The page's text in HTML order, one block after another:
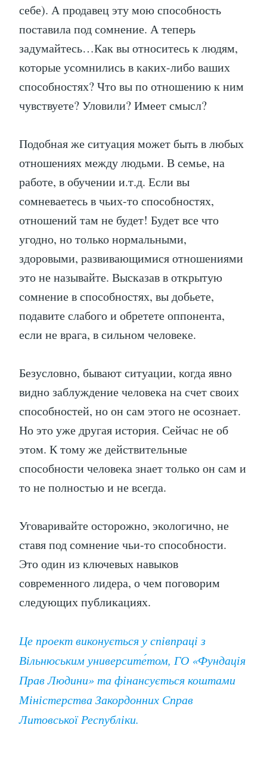
себе). А продавец эту мою способность
поставила под сомнение. А теперь
задумайтесь…Как вы относитесь к людям,
которые усомнились в каких-либо ваших
способностях? Что вы по отношению к ним
чувствуете? Уловили? Имеет смысл?
Подобная же ситуация может быть в любых
отношениях между людьми. В семье, на
работе, в обучении и.т.д. Если вы
сомневаетесь в чьих-то способностях,
отношений там не будет! Будет все что
угодно, но только нормальными,
здоровыми, развивающимися отношениями
это не называйте. Высказав в открытую
сомнение в способностях, вы добьете,
подавите слабого и обретете оппонента,
если не врага, в сильном человеке.
Безусловно, бывают ситуации, когда явно
видно заблуждение человека на счет своих
способностей, но он сам этого не осознает.
Но это уже другая история. Сейчас не об
этом. К тому же действительные
способности человека знает только он сам и
то не полностью и не всегда.
Уговаривайте осторожно, экологично, не
ставя под сомнение чьи-то способности.
Это один из ключевых навыков
современного лидера, о чем поговорим
следующих публикациях.
Це проект виконується у співпраці з
Вільнюським университе́том, ГО «Фундація
Прав Людини» та фінансується коштами
Міністерства Закордонних Справ
Литовської Республіки.